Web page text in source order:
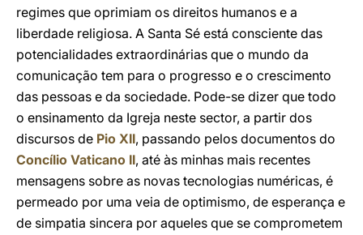
regimes que oprimiam os direitos humanos e a
liberdade religiosa. A Santa Sé está consciente das
potencialidades extraordinárias que o mundo da
comunicação tem para o progresso e o crescimento
das pessoas e da sociedade. Pode-se dizer que todo
o ensinamento da Igreja neste sector, a partir dos
discursos de Pio XII, passando pelos documentos do
Concílio Vaticano II, até às minhas mais recentes
mensagens sobre as novas tecnologias numéricas, é
permeado por uma veia de optimismo, de esperança e
de simpatia sincera por aqueles que se comprometem